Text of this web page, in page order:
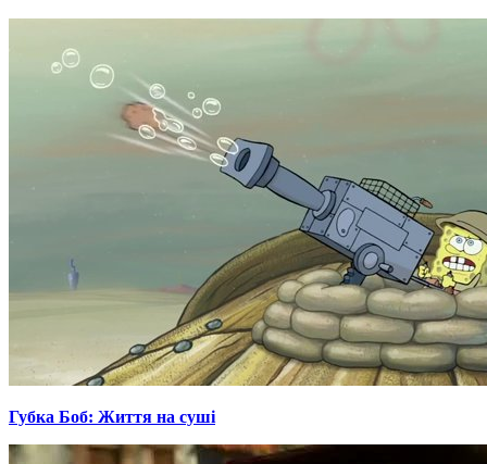
Губка Боб: Життя на суші